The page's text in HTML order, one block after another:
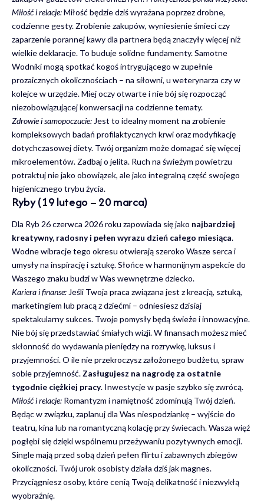
Miłość i relacje:Miłość będzie dziś wyrażana poprzez drobne,
codzienne gesty. Zrobienie zakupów, wyniesienie śmieci czy
zaparzenie porannej kawy dla partnera będą znaczyły więcej niż
wielkie deklaracje. To buduje solidne fundamenty. Samotne
Wodniki mogą spotkać kogoś intrygującego w zupełnie
prozaicznych okolicznościach – na siłowni, u weterynarza czy w
kolejce w urzędzie. Miej oczy otwarte i nie bój się rozpocząć
niezobowiązującej konwersacji na codzienne tematy.
Zdrowie i samopoczucie: Jest to idealny moment na zrobienie
kompleksowych badań profilaktycznych krwi oraz modyfikację
dotychczasowej diety. Twój organizm może domagać się więcej
mikroelementów. Zadbaj o jelita. Ruch na świeżym powietrzu
potraktuj nie jako obowiązek, ale jako integralną część swojego
higienicznego trybu życia.
Ryby (19 lutego – 20 marca)
Dla Ryb 26 czerwca 2026 roku zapowiada się jako najbardziej
kreatywny, radosny i pełen wyrazu dzień całego miesiąca.
Wodne wibracje tego okresu otwierają szeroko Wasze serca i
umysły na inspirację i sztukę. Słońce w harmonijnym aspekcie do
Waszego znaku budzi w Was wewnętrzne dziecko.
Kariera i finanse: Jeśli Twoja praca związana jest z kreacją, sztuką,
marketingiem lub pracą z dziećmi – odniesiesz dzisiaj
spektakularny sukces. Twoje pomysły będą świeże i innowacyjne.
Nie bój się przedstawiać śmiałych wizji. W finansach możesz mieć
skłonność do wydawania pieniędzy na rozrywkę, luksus i
przyjemności. O ile nie przekroczysz założonego budżetu, spraw
sobie przyjemność. Zasługujesz na nagrodę za ostatnie
tygodnie ciężkiej pracy. Inwestycje w pasje szybko się zwrócą.
Miłość i relacje: Romantyzm i namiętność zdominują Twój dzień.
Będąc w związku, zaplanuj dla Was niespodziankę – wyjście do
teatru, kina lub na romantyczną kolację przy świecach. Wasza więź
pogłębi się dzięki wspólnemu przeżywaniu pozytywnych emocji.
Single mają przed sobą dzień pełen flirtu i zabawnych zbiegów
okoliczności. Twój urok osobisty działa dziś jak magnes.
Przyciągniesz osoby, które cenią Twoją delikatność i niezwykłą
wyobraźnię.